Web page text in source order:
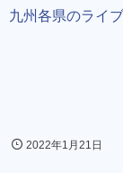
九州各県のライ
2022年1月21日